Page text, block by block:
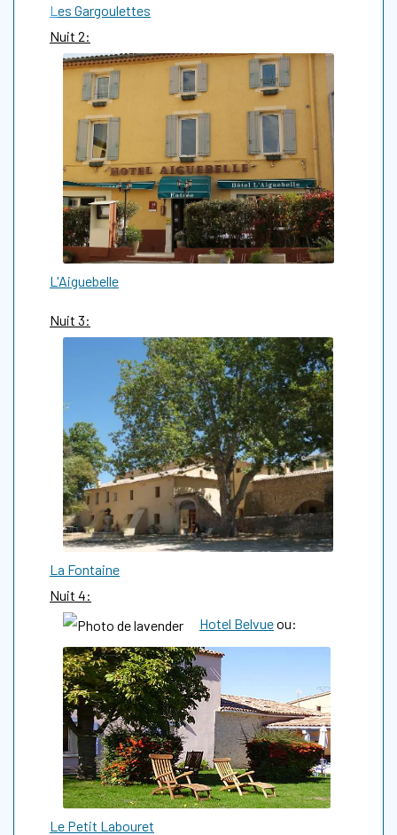
L es Gargoulettes
Nuit 2:
L'Aiguebelle
Nuit 3:
L a Fontaine
Nuit 4:
Hotel Belvueou:
Le Petit Labouret